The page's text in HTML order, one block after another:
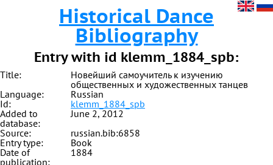
Historical Dance
Bibliography
Entry with id klemm_1884_spb:
Title:
Новейший самоучитель к изучению
общественных и художественных танцев
Language:
Russian
Id:
klemm_1884_spb
Added to
database:
June 2, 2012
Source:
russian.bib:6858
Entry type:
Book
Date of
publication:
1884